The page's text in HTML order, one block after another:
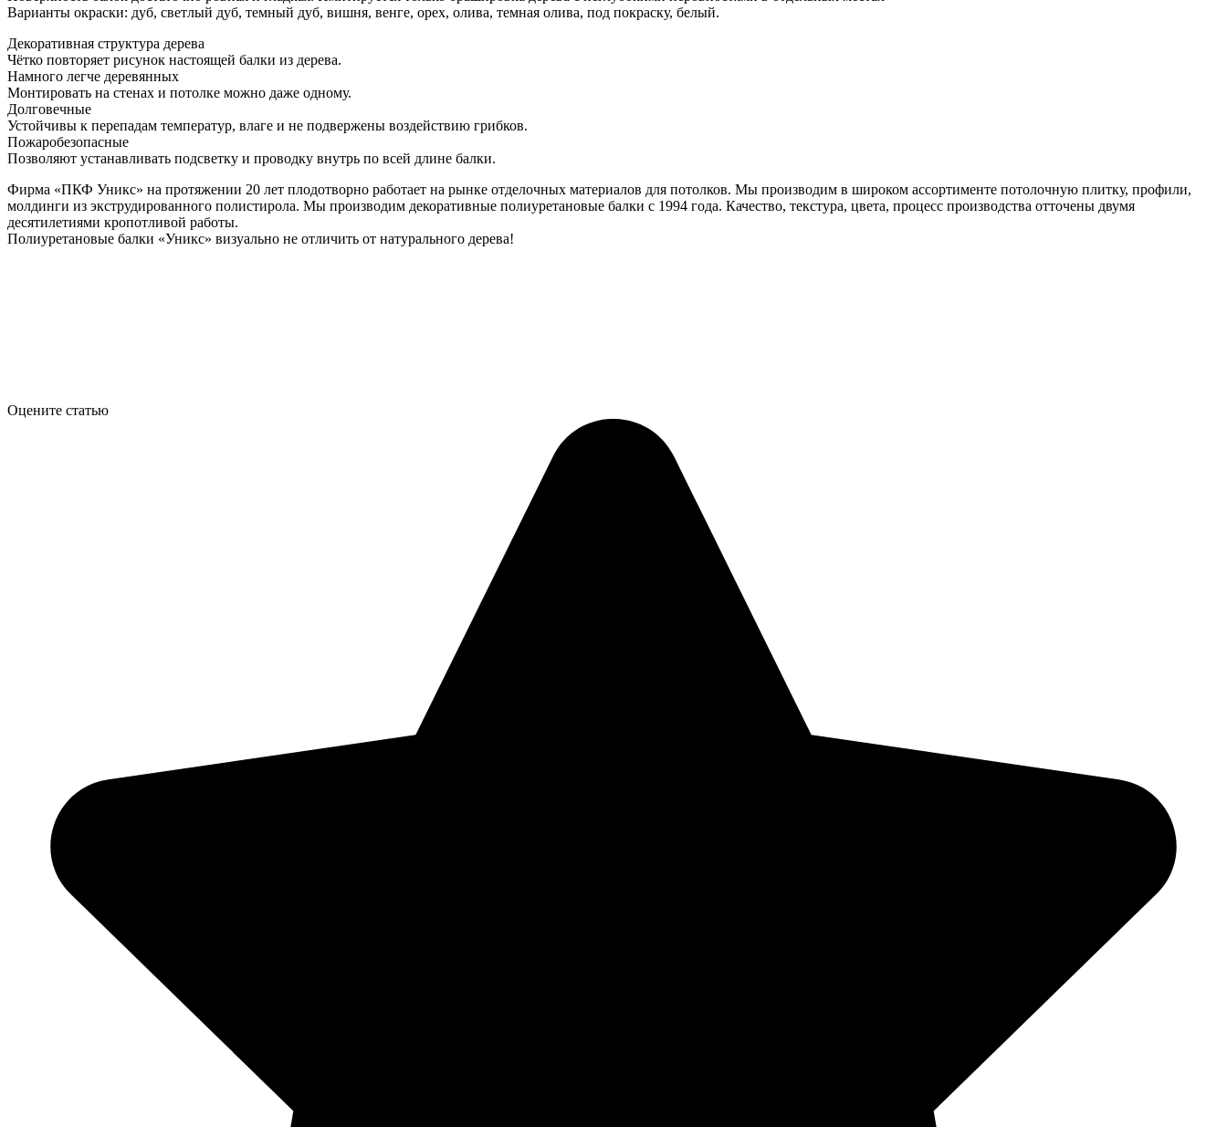
Варианты окраски: дуб, светлый дуб, темный дуб, вишня, венге, орех, олива, темная олива, под покраску, белый.
Декоративная структура дерева
Чётко повторяет рисунок настоящей балки из дерева.
Намного легче деревянных
Монтировать на стенах и потолке можно даже одному.
Долговечные
Устойчивы к перепадам температур, влаге и не подвержены воздействию грибков.
Пожаробезопасные
Позволяют устанавливать подсветку и проводку внутрь по всей длине балки.
Фирма «ПКФ Уникс» на протяжении 20 лет плодотворно работает на рынке отделочных материалов для потолков. Мы производим в широком ассортименте потолочную плитку, профили,
молдинги из экструдированного полистирола. Мы производим декоративные полиуретановые балки с 1994 года. Качество, текстура, цвета, процесс производства отточены двумя
десятилетиями кропотливой работы.
Полиуретановые балки «Уникс» визуально не отличить от натурального дерева!
Оцените статью